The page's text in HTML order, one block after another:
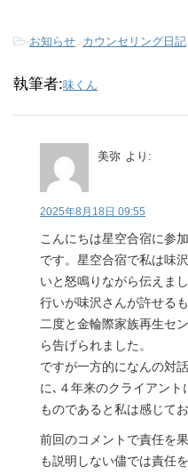
-お知らせ, カウンセリング日記
執筆者:味くん
美弥 より:
2025年8月18日 09:55
こんにちは星空合宿に参
です。星空合宿で私は味
いと怒鳴りながら伝えま
行いが味沢さんが許せる
二度と金輪際家族再生セ
ら告げられました。
ですが一方的になんの対
に､４年来のクライアン
ものであると私は感じてお
前回のコメントで責任を
も説明しない儘では責任